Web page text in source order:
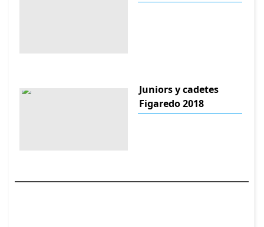
Juniors y cadetes
Figaredo 2018